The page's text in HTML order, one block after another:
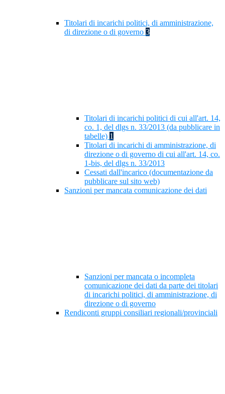
Titolari di incarichi politici, di amministrazione,
di direzione o di governo 3
Titolari di incarichi politici di cui all'art. 14,
co. 1, del dlgs n. 33/2013 (da pubblicare in
tabelle) 1
Titolari di incarichi di amministrazione, di
direzione o di governo di cui all'art. 14, co.
1-bis, del dlgs n. 33/2013
Cessati dall'incarico (documentazione da
pubblicare sul sito web)
Sanzioni per mancata comunicazione dei dati
Sanzioni per mancata o incompleta
comunicazione dei dati da parte dei titolari
di incarichi politici, di amministrazione, di
direzione o di governo
Rendiconti gruppi consiliari regionali/provinciali